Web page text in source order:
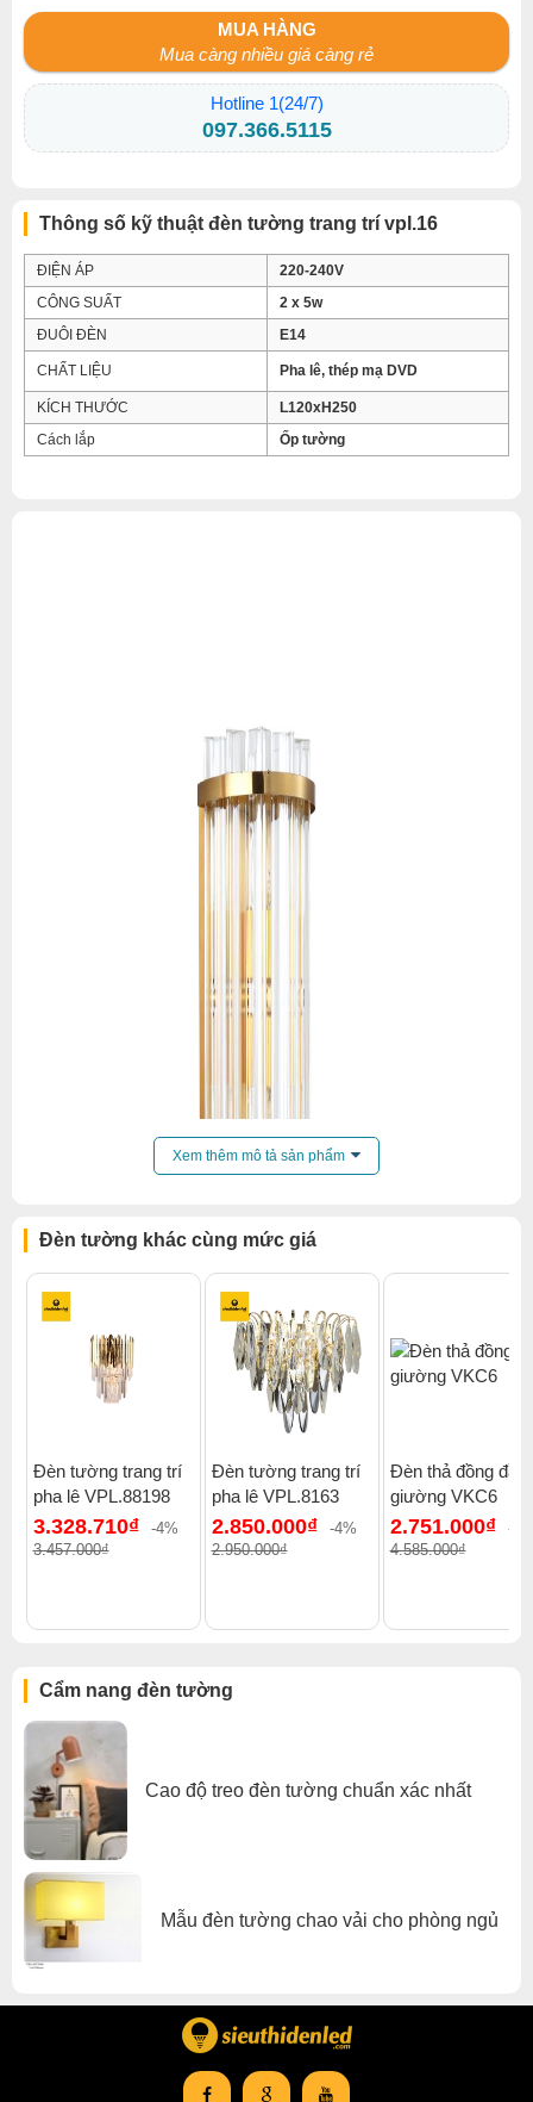
MUA HÀNG
Mua càng nhiều giá càng rẻ
Hotline 1(24/7)
097.366.5115
Thông số kỹ thuật đèn tường trang trí vpl.16
ĐIỆN ÁP
220-240V
CÔNG SUẤT
2 x 5w
ĐUÔI ĐÈN
E14
CHẤT LIỆU Pha lê, thép mạ DVD
KÍCH THƯỚC
L120xH250
Cách lắp
Ốp tường
Click để xem thêm chiết khấu, quà tặng và khuyến mãi của
đèn tường.
Xem thêm:
Đèn tường hiện đại,Đèn tường phòng ngủ,
Xem thêm mô tả sản phẩm
Đèn tường khác cùng mức giá
Đèn tường trang trí
pha lê VPL.88198
3.328.710₫
-4%
3.457.000₫
Đèn tường trang trí
pha lê VPL.8163
2.850.000₫
-4%
2.950.000₫
Đèn thả đồng đầu
giường VKC6
2.751.000₫
-
4.585.000₫
Cẩm nang đèn tường
Cao độ treo đèn tường chuẩn xác nhất
Mẫu đèn tường chao vải cho phòng ngủ